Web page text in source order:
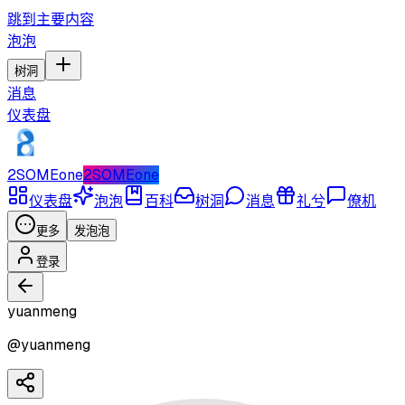
跳到主要内容
泡泡
树洞
消息
仪表盘
2SOMEone2SOMEone
仪表盘
泡泡 百科 树洞 消息 礼兮 僚机
更多 发泡泡
登录
yuanmeng
@yuanmeng